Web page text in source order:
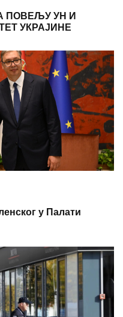
ПОВЕЉУ УН И
УКРАЈИНЕ
у Палати